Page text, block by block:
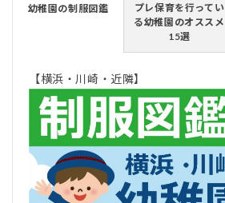
幼稚園の制服図鑑
プレ保育を行ってい
る幼稚園のオススメ
15選
【横浜・川崎・近隣】